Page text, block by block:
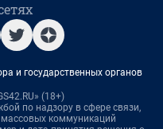
и государственных органов
(18+)
по надзору в сфере связи,
коммуникаций